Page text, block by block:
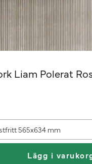
Liam Polerat
565x634 mm
Lägg i